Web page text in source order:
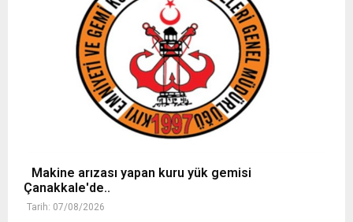
Makine arızası yapan kuru yük gemisi
Çanakkale'de..
Tarih: 07/08/2026